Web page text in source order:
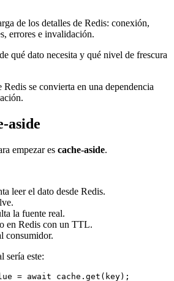
de los detalles de Redis: conexión,
errores e invalidación.
qué dato necesita y qué nivel de frescura
Redis se convierta en una dependencia
aside
empezar es cache-aside.
leer el dato desde Redis.
la fuente real.
en Redis con un TTL.
consumidor.
sería este:
= await cache. get (key);